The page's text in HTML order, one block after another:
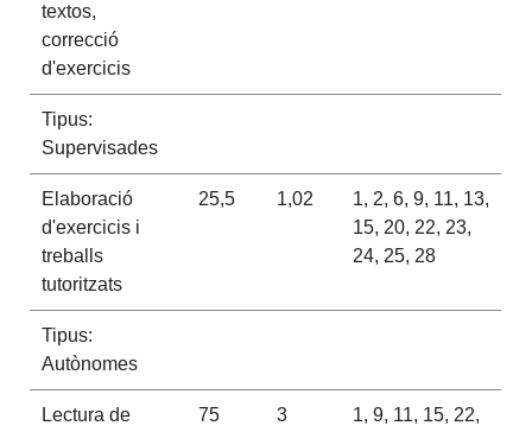
textos,
correcció
d'exercicis
Tipus:
Supervisades
Elaboració
d'exercicis i
treballs
tutoritzats
25,5 1,02
1, 2, 6, 9, 11, 13,
15, 20, 22, 23,
24, 25, 28
Tipus:
Autònomes
Lectura de
75 3
1, 9, 11, 15, 22,